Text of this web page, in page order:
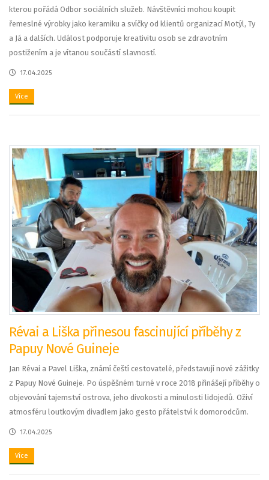
kterou pořádá Odbor sociálních služeb. Návštěvníci mohou koupit
řemeslné výrobky jako keramiku a svíčky od klientů organizací Motýl, Ty
a Já a dalších. Událost podporuje kreativitu osob se zdravotním
postižením a je vítanou součástí slavností.
17.04.2025
Více
Révai a Liška přinesou fascinující příběhy z
Papuy Nové Guineje
Jan Révai a Pavel Liška, známí čeští cestovatelé, představují nové zážitky
z Papuy Nové Guineje. Po úspěšném turné v roce 2018 přinášejí příběhy o
objevování tajemství ostrova, jeho divokosti a minulosti lidojedů. Oživí
atmosféru loutkovým divadlem jako gesto přátelství k domorodcům.
17.04.2025
Více